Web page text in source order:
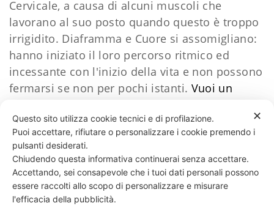
Cervicale, a causa di alcuni muscoli che
lavorano al suo posto quando questo è troppo
irrigidito. Diaframma e Cuore si assomigliano:
hanno iniziato il loro percorso ritmico ed
incessante con l'inizio della vita e non possono
fermarsi se non per pochi istanti. Vuoi un
27 LIKES
331 818 4777DANIELE ESPOSITO
✕
Questo sito utilizza cookie tecnici e di profilazione.
Puoi accettare, rifiutare o personalizzare i cookie premendo i
pulsanti desiderati.
Chiudendo questa informativa continuerai senza accettare.
Accettando, sei consapevole che i tuoi dati personali possono
essere raccolti allo scopo di personalizzare e misurare
l'efficacia della pubblicità.